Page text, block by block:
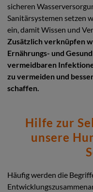
sicheren
Sanitärsystemen setzen
ein, damit Wissen und
Zusätzlich verknüpfen
Ernährungs- und
vermeidbaren
zu vermeiden und
schaffen.
Hilfe zur
unsere
Häufig werden die